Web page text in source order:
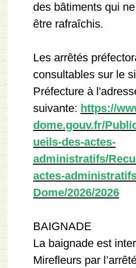
des bâtiments qui
être rafraîchis.
Les arrêtés
consultables sur le
Préfecture à
suivante: https://
dome.gouv.fr/
ueils-des-actes-
administratifs/
actes-
Dome/2026/2026
BAIGNADE
La baignade est
Mirefleurs par